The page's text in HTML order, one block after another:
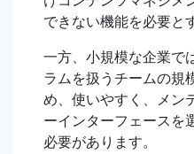
できない機能を必要と
一方、小規模な企業で
ラムを扱うチームの規
め、使いやすく、メン
ーインターフェースを
必要があります。